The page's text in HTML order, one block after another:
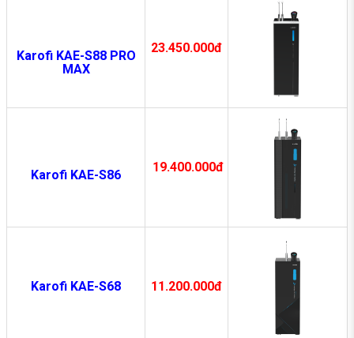
Karofi KAE-S88 PRO
MAX
23.450.000đ
Karofi KAE-S86
19.400.000đ
Karofi KAE-S68 11.200.000đ